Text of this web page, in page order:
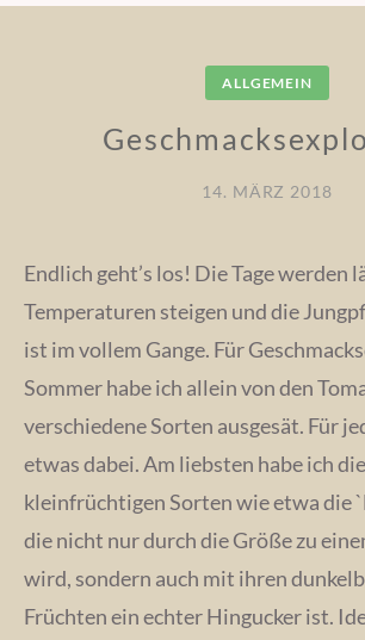
ALLGEMEIN
14. MÄRZ 2018
Endlich geht’s los! Die Tage werden
Temperaturen steigen und die
ist im vollem Gange. Für
Sommer habe ich allein von den
verschiedene Sorten ausgesät. Für
etwas dabei. Am liebsten habe ich die
kleinfrüchtigen Sorten wie etwa die
die nicht nur durch die Größe zu
wird, sondern auch mit ihren
Früchten ein echter Hingucker ist.